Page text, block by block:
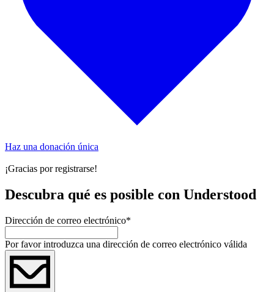
Haz una donación única
¡Gracias por registrarse!
Descubra qué es posible con Understood
Dirección de correo electrónico*
Por favor introduzca una dirección de correo electrónico válida